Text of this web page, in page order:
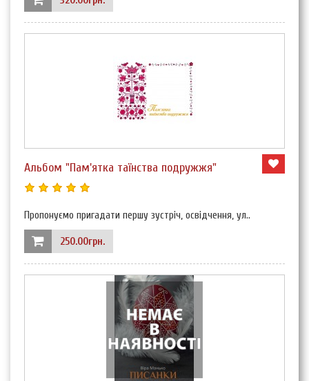
Альбом "Пам'ятка таїнства подружжя"
Пропонуємо пригадати першу зустріч, освідчення, ул..
250.00грн.